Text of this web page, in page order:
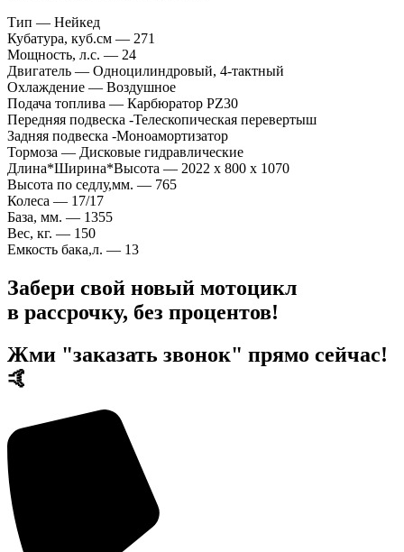
Тип — Нейкед
Кубатура, куб.см — 271
Мощность, л.с. — 24
Двигатель — Одноцилиндровый, 4-тактный
Охлаждение — Воздушное
Подача топлива — Карбюратор PZ30
Передняя подвеска -Телескопическая перевертыш
Задняя подвеска -Моноамортизатор
Тормоза — Дисковые гидравлические
Длина*Ширина*Высота — 2022 х 800 х 1070
Высота по седлу,мм. — 765
Колеса — 17/17
База, мм. — 1355
Вес, кг. — 150
Емкость бака,л. — 13
Забери свой новый мотоцикл
в рассрочку, без процентов!
Жми "заказать звонок" прямо сейчас!
🤙